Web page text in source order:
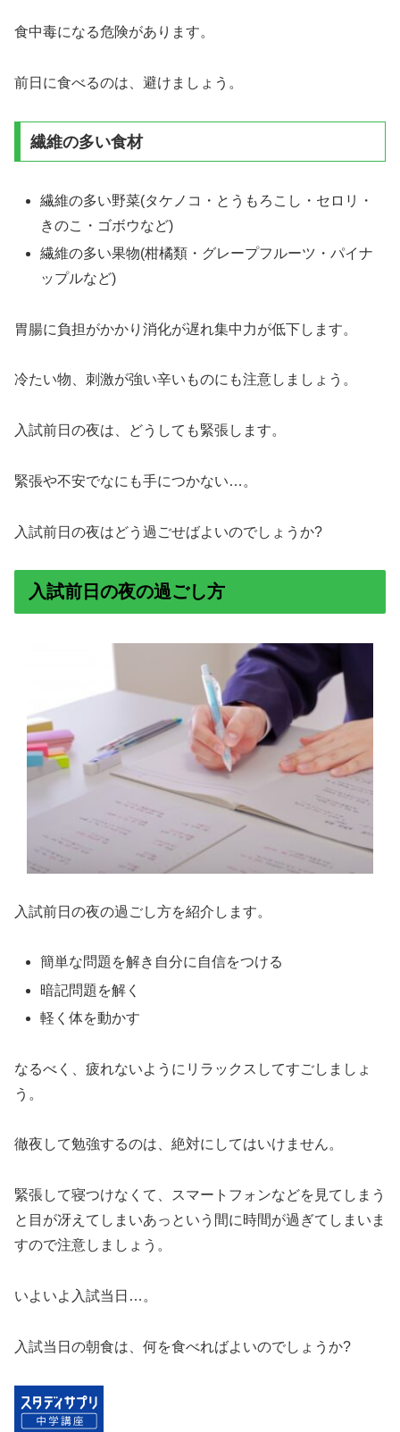
食中毒になる危険があります。
前日に食べるのは、避けましょう。
繊維の多い食材
繊維の多い野菜(タケノコ・とうもろこし・セロリ・
きのこ・ゴボウなど)
繊維の多い果物(柑橘類・グレープフルーツ・パイナ
ップルなど)
胃腸に負担がかかり消化が遅れ集中力が低下します。
冷たい物、刺激が強い辛いものにも注意しましょう。
入試前日の夜は、どうしても緊張します。
緊張や不安でなにも手につかない…。
入試前日の夜はどう過ごせばよいのでしょうか?
入試前日の夜の過ごし方
入試前日の夜の過ごし方を紹介します。
簡単な問題を解き自分に自信をつける
暗記問題を解く
軽く体を動かす
なるべく、疲れないようにリラックスしてすごしましょ
う。
徹夜して勉強するのは、絶対にしてはいけません。
緊張して寝つけなくて、スマートフォンなどを見てしまう
と目が冴えてしまいあっという間に時間が過ぎてしまいま
すので注意しましょう。
いよいよ入試当日…。
入試当日の朝食は、何を食べればよいのでしょうか?